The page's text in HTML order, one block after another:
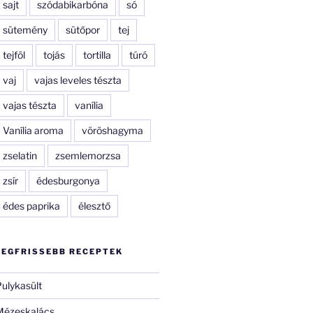
sajt szódabikarbóna só
sütemény sütőpor tej
tejföl tojás tortilla túró
vaj vajas leveles tészta
vajas tészta vanília
Vanília aroma vöröshagyma
zselatin zsemlemorzsa
zsír édesburgonya
édes paprika élesztő
RECEPTEK